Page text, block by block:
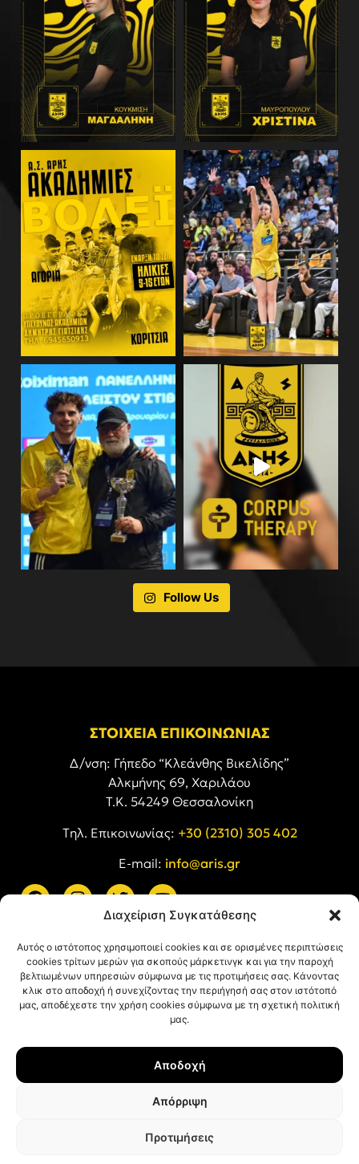
Διαχείριση Συγκατάθεσης
Αυτός ο ιστότοπος χρησιμοποιεί cookies και σε ορισμένες περιπτώσεις
cookies τρίτων μερών για σκοπούς μάρκετινγκ και για την παροχή
βελτιωμένων υπηρεσιών σύμφωνα με τις προτιμήσεις σας. Κάνοντας
κλικ στο αποδοχή ή συνεχίζοντας την περιήγησή σας στον ιστότοπό
μας, αποδέχεστε την χρήση cookies σύμφωνα με τη σχετική πολιτική
μας.
Αποδοχή
Απόρριψη
Προτιμήσεις
Follow Us
ΣΤΟΙΧΕΙΑ ΕΠΙΚΟΙΝΩΝΙΑΣ
Δ/νση: Γήπεδο “Κλεάνθης Βικελίδης”
Αλκμήνης 69, Χαριλάου
Τ.Κ. 54249 Θεσσαλονίκη
Tηλ. Επικοινωνίας: +30 (2310) 305 402
E-mail: info@aris.gr
Όροι Χρήσης
Πολιτική Cookies
© ΑΡΗΣ Α.Σ. All rights reserved.